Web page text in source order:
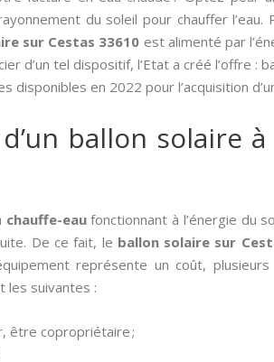
du soleil pour chauffer l’eau.
sur Cestas 33610 est alimenté par
d’un tel dispositif, l’Etat a créé l’offre :
disponibles en 2022 pour l’acquisition
ballon solaire à
chauffe-eaufonctionnant à l’énergie du
De ce fait, le ballon solaire sur
représente un coût,
les suivantes :
être copropriétaire ;